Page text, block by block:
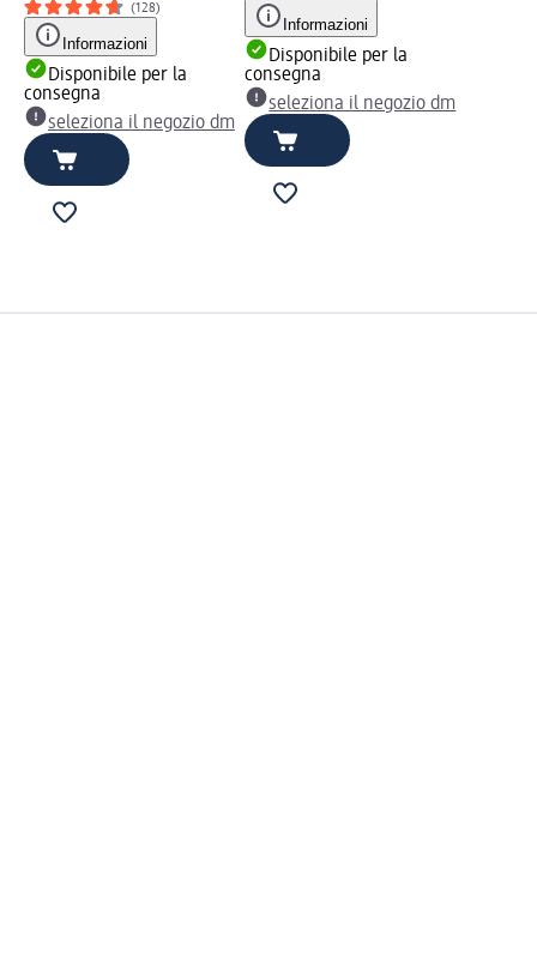
(128)
Informazioni
Disponibile per la
consegna
seleziona il negozio dm
Informazioni
Disponibile per la
consegna
seleziona il negozio dm